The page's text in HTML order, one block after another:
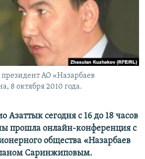
АО «Назарбаев
8 октября 2010 года.
Азаттык сегодня с 16 до 18 часов
прошла онлайн-конференция с
общества «Назарбаев
Саринжиповым.